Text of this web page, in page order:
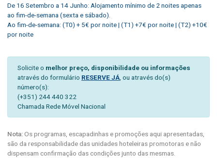
De 16 Setembro a 14 Junho: Alojamento mínimo de 2 noites apenas
ao fim-de-semana (sexta e sábado).
Ao fim-de-semana: (T0) + 5€ por noite | (T1) +7€ por noite | (T2) +10€
por noite
Solicite o melhor preço, disponibilidade ou informações
através do formulário RESERVE JÁ , ou através do(s)
número(s):
(+351) 244 440 322
Chamada Rede Móvel Nacional
Nota:Os programas, escapadinhas e promoções aqui apresentadas,
são da responsabilidade das unidades hoteleiras promotoras e não
dispensam confirmação das condições junto das mesmas.